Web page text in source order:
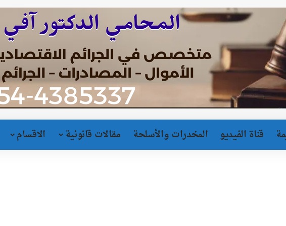
قناة الفيديو المخدرات والأسلحة مقالات قانونية الاقسام